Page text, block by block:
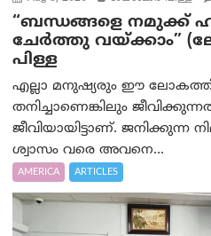
“ബന്ധങ്ങളെ നമുക്ക്
ചേർത്തു വയ്ക്കാം”
പിള്ള
എല്ലാ മനുഷ്യരും ഈ
തനിച്ചാണെങ്കിലും
ജീവിയായിട്ടാണ്.
ശ്വാസം വരെ അവനെ...
AMERICA ARTICLES